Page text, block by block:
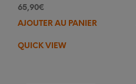
65,90€
AJOUTER AU PANIER
QUICK VIEW